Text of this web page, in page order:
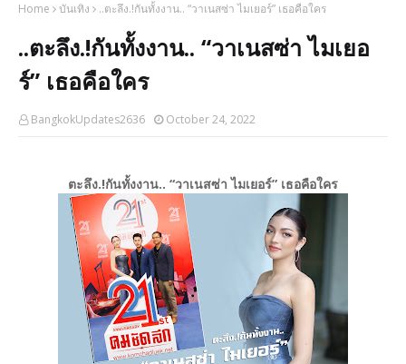
Home บันเทิง ..ตะลึง.!กันทั้งงาน.. “วาเนสซ่า ไมเยอร์” เธอคือใคร
..ตะลึง.!กันทั้งงาน.. “วาเนสซ่า ไมเยอ
ร์” เธอคือใคร
BangkokUpdates2636 October 24, 2022
ตะลึง.!กันทั้งงาน.. “วาเนสซ่า ไมเยอร์” เธอคือใคร